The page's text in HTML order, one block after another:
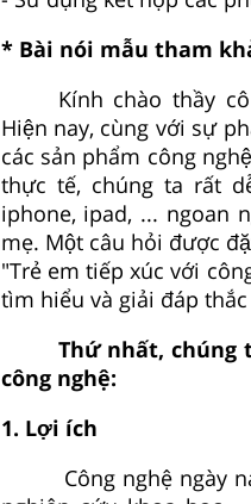
* Bài nói mẫu tham
Kính chào thầy
Hiện nay, cùng với sự
các sản phẩm công
thực tế, chúng ta rất
iphone, ipad, ... ngoan
mẹ. Một câu hỏi được
"Trẻ em tiếp xúc với
tìm hiểu và giải đáp
Thứ nhất, chúng
công nghệ:
1. Lợi ích
Công nghệ ngày